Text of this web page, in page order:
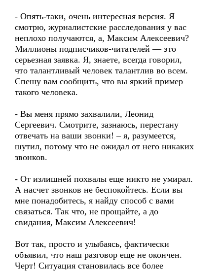
- Опять-таки, очень интересная версия. Я
смотрю, журналистские расследования у вас
неплохо получаются, а, Максим Алексеевич?
Миллионы подписчиков-читателей — это
серьезная заявка. Я, знаете, всегда говорил,
что талантливый человек талантлив во всем.
Спешу вам сообщить, что вы яркий пример
такого человека.
- Вы меня прямо захвалили, Леонид
Сергеевич. Смотрите, зазнаюсь, перестану
отвечать на ваши звонки! – я, разумеется,
шутил, потому что не ожидал от него никаких
звонков.
- От излишней похвалы еще никто не умирал.
А насчет звонков не беспокойтесь. Если вы
мне понадобитесь, я найду способ с вами
связаться. Так что, не прощайте, а до
свидания, Максим Алексеевич!
Вот так, просто и улыбаясь, фактически
объявил, что наш разговор еще не окончен.
Черт! Ситуация становилась все более